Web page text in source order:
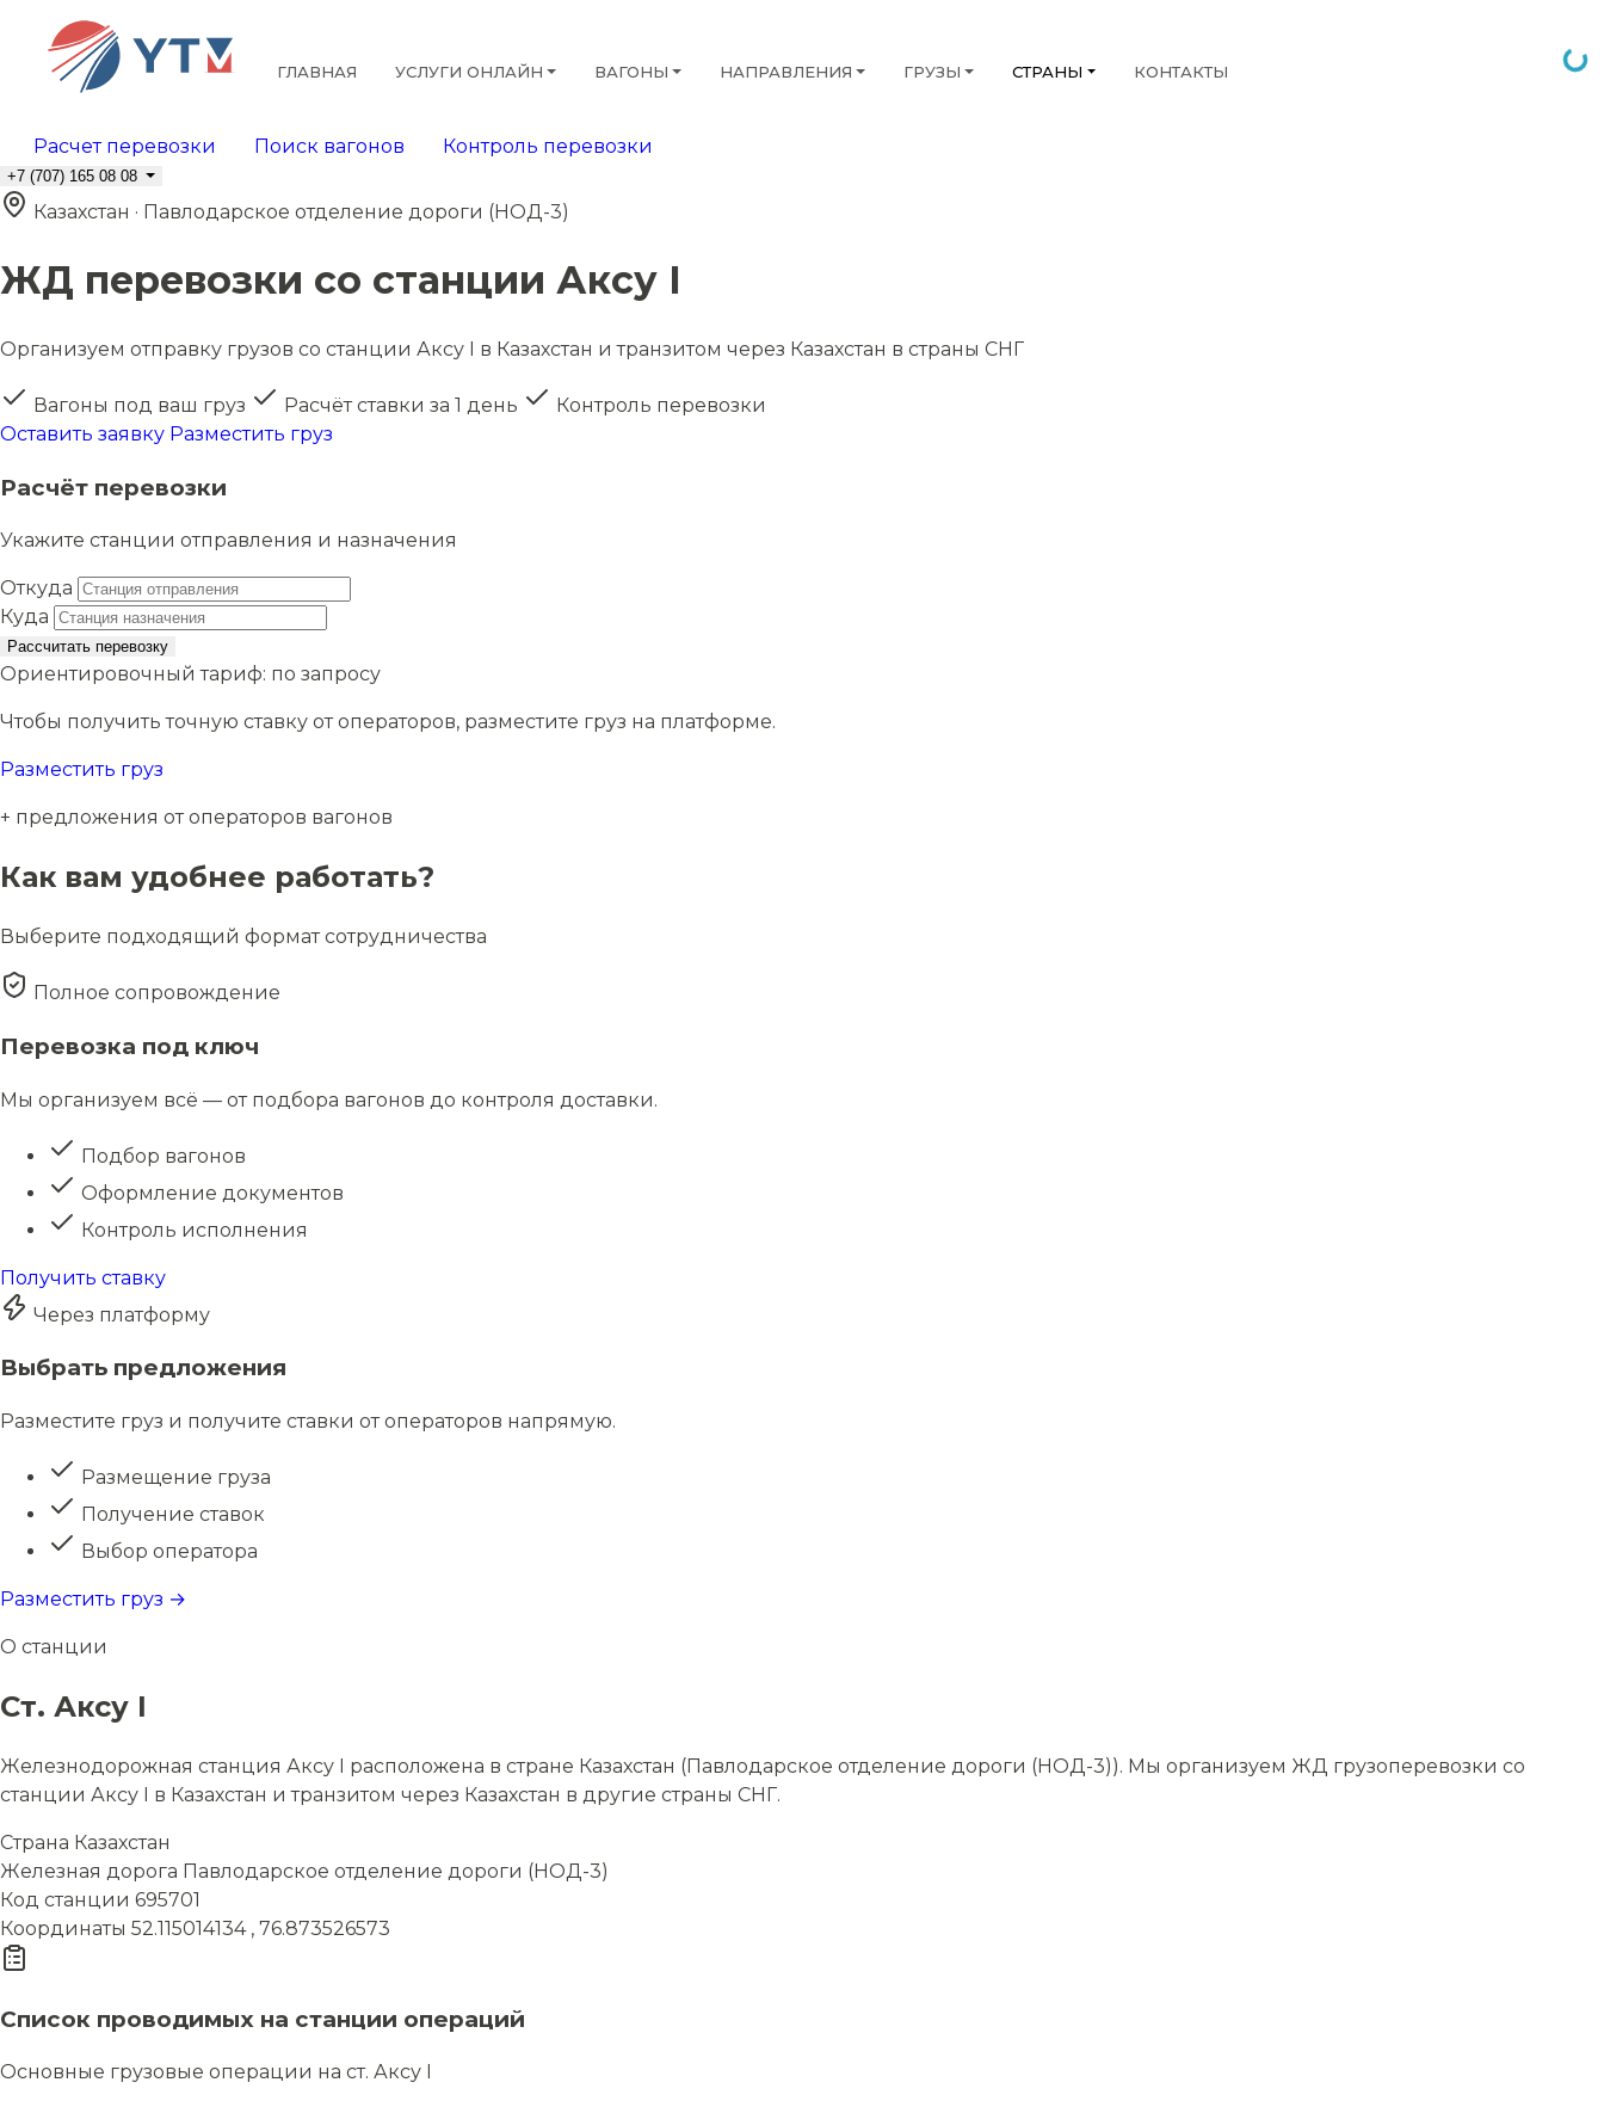
ГЛАВНАЯ УСЛУГИ ОНЛАЙН ВАГОНЫ НАПРАВЛЕНИЯ ГРУЗЫ СТРАНЫ КОНТАКТЫ
Расчет перевозки Поиск вагонов Контроль перевозки
+7 (707) 165 08 08
Казахстан · Павлодарское отделение дороги (НОД-3)
ЖД перевозки со станции Аксу I
Организуем отправку грузов со станции Аксу I в Казахстан и транзитом через Казахстан в страны СНГ
Вагоны под ваш груз Расчёт ставки за 1 день
Контроль перевозки
Оставить заявку Разместить груз
Расчёт перевозки
Укажите станции отправления и назначения
Откуда
Куда
Рассчитать перевозку
Ориентировочный тариф: по запросу
Чтобы получить точную ставку от операторов, разместите груз на платформе.
Разместить груз
+ предложения от операторов вагонов
Как вам удобнее работать?
Выберите подходящий формат сотрудничества
Полное сопровождение
Перевозка под ключ
Мы организуем всё — от подбора вагонов до контроля доставки.
Подбор вагонов
Оформление документов
Контроль исполнения
Получить ставку
Через платформу
Выбрать предложения
Разместите груз и получите ставки от операторов напрямую.
Размещение груза
Получение ставок
Выбор оператора
Разместить груз →
О станции
Ст. Аксу I
Железнодорожная станция Аксу I расположена в стране Казахстан (Павлодарское отделение дороги (НОД-3)). Мы организуем ЖД грузоперевозки со
станции Аксу I в Казахстан и транзитом через Казахстан в другие страны СНГ.
Страна Казахстан
Железная дорога Павлодарское отделение дороги (НОД-3)
Код станции 695701
Координаты 52.115014134 , 76.873526573
Список проводимых на станции операций
Основные грузовые операции на ст. Аксу I